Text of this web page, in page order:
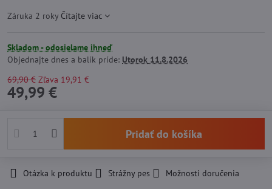
Záruka 2 roky Čítajte viac
Skladom - odosielame ihneď
Objednajte dnes a balík príde: Utorok 11.8.2026
69,90 € Zľava 19,91 €
49,99 €
Pridať do košíka
Otázka k produktu Strážny pes
Možnosti doručenia